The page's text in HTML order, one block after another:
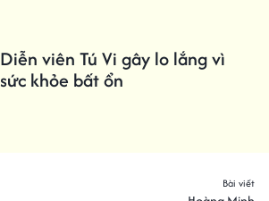
Diễn viên Tú Vi gây lo lắng vì
sức khỏe bất ổn
Bài viết